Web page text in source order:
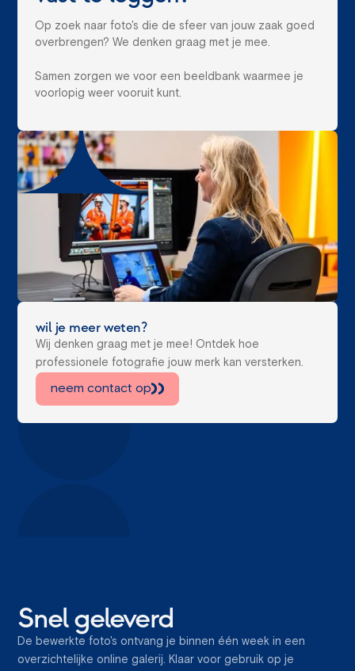
Op zoek naar foto's die de sfeer van jouw zaak goed
overbrengen? We denken graag met je mee.
Samen zorgen we voor een beeldbank waarmee je
voorlopig weer vooruit kunt.
wil je meer weten?
Wij denken graag met je mee! Ontdek hoe
professionele fotografie jouw merk kan versterken.
neem contact op
Snel geleverd
De bewerkte foto's ontvang je binnen één week in een
overzichtelijke online galerij. Klaar voor gebruik op je